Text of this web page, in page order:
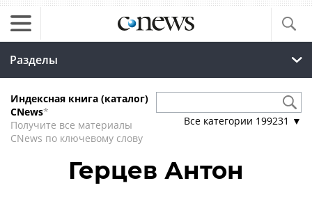
Разделы
Индексная книга (каталог)
CNews*
Получите все материалы
CNews по ключевому слову
Все категории 199231 ▼
Герцев Антон